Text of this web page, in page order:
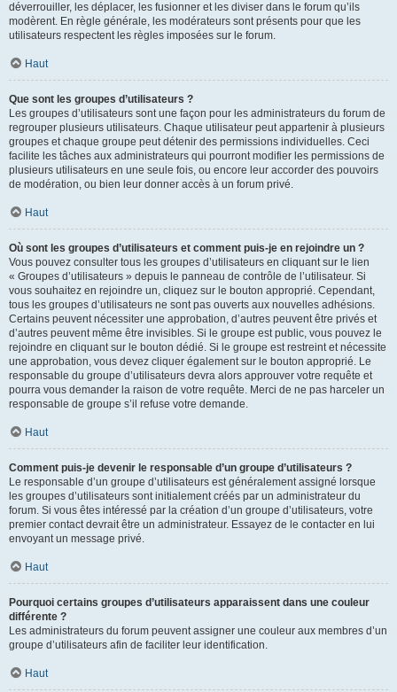
déverrouiller, les déplacer, les fusionner et les diviser dans le forum qu’ils
modèrent. En règle générale, les modérateurs sont présents pour que les
utilisateurs respectent les règles imposées sur le forum.
Haut
Que sont les groupes d’utilisateurs ?
Les groupes d’utilisateurs sont une façon pour les administrateurs du forum de
regrouper plusieurs utilisateurs. Chaque utilisateur peut appartenir à plusieurs
groupes et chaque groupe peut détenir des permissions individuelles. Ceci
facilite les tâches aux administrateurs qui pourront modifier les permissions de
plusieurs utilisateurs en une seule fois, ou encore leur accorder des pouvoirs
de modération, ou bien leur donner accès à un forum privé.
Haut
Où sont les groupes d’utilisateurs et comment puis-je en rejoindre un ?
Vous pouvez consulter tous les groupes d’utilisateurs en cliquant sur le lien
« Groupes d’utilisateurs » depuis le panneau de contrôle de l’utilisateur. Si
vous souhaitez en rejoindre un, cliquez sur le bouton approprié. Cependant,
tous les groupes d’utilisateurs ne sont pas ouverts aux nouvelles adhésions.
Certains peuvent nécessiter une approbation, d’autres peuvent être privés et
d’autres peuvent même être invisibles. Si le groupe est public, vous pouvez le
rejoindre en cliquant sur le bouton dédié. Si le groupe est restreint et nécessite
une approbation, vous devez cliquer également sur le bouton approprié. Le
responsable du groupe d’utilisateurs devra alors approuver votre requête et
pourra vous demander la raison de votre requête. Merci de ne pas harceler un
responsable de groupe s’il refuse votre demande.
Haut
Comment puis-je devenir le responsable d’un groupe d’utilisateurs ?
Le responsable d’un groupe d’utilisateurs est généralement assigné lorsque
les groupes d’utilisateurs sont initialement créés par un administrateur du
forum. Si vous êtes intéressé par la création d’un groupe d’utilisateurs, votre
premier contact devrait être un administrateur. Essayez de le contacter en lui
envoyant un message privé.
Haut
Pourquoi certains groupes d’utilisateurs apparaissent dans une couleur
différente ?
Les administrateurs du forum peuvent assigner une couleur aux membres d’un
groupe d’utilisateurs afin de faciliter leur identification.
Haut